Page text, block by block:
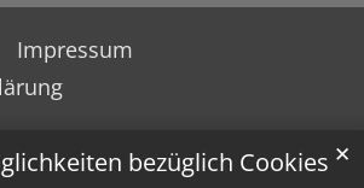
bezüglich Cookies ✕
Impressum